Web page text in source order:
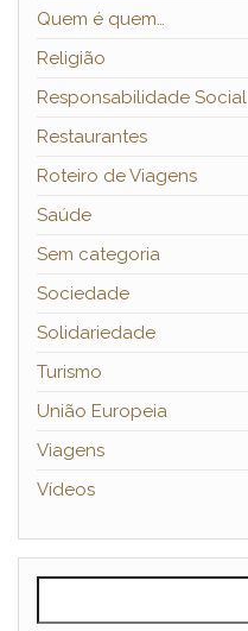
Quem é quem…
Religião
Responsabilidade Social
Restaurantes
Roteiro de Viagens
Saúde
Sem categoria
Sociedade
Solidariedade
Turismo
União Europeia
Viagens
Vídeos